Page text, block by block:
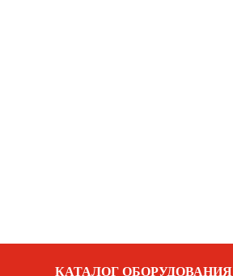
КАТАЛОГ ОБОРУДОВАНИЯ